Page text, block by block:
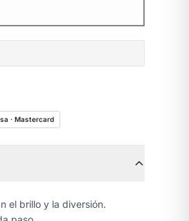
· Mastercard
el brillo y la diversión.